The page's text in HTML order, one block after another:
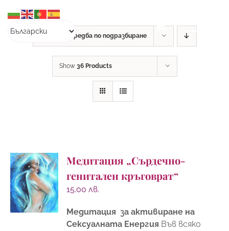
content
Sort by Подредба по подразбиране
Show 36 Products
Медитация „Сърдечно-
генитален кръговрат“
15.00лв.
Медитация за активиране на
Сексуалната Енергия Във всяко